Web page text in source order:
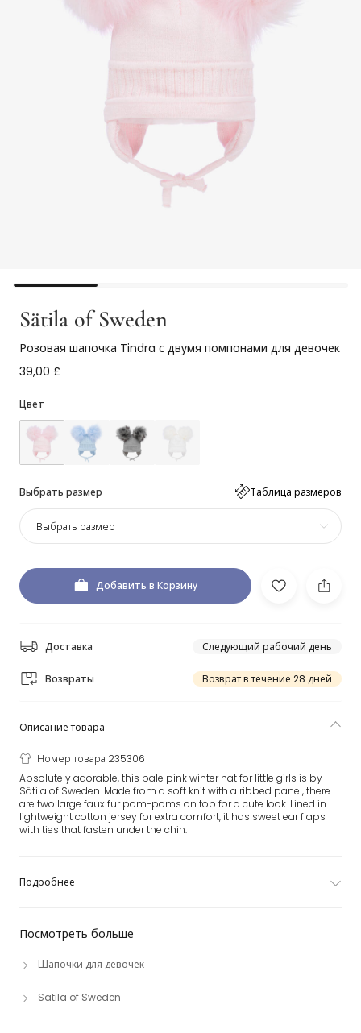
Sätila of Sweden
Розовая шапочка Tindra с двумя помпонами для девочек
39,00 £
Цвет
Выбрать размер Таблица размеров
Выбрать размер
Добавить в Корзину
Доставка Следующий рабочий день
Возвраты Возврат в течение 28 дней
Посмотреть больше
Шапочки для девочек
Sätila of Sweden
Описание товара
Номер товара 235306
Absolutely adorable, this pale pink winter hat for little girls is by
Sätila of Sweden. Made from a soft knit with a ribbed panel, there
are two large faux fur pom-poms on top for a cute look. Lined in
lightweight cotton jersey for extra comfort, it has sweet ear flaps
with ties that fasten under the chin.
Подробнее